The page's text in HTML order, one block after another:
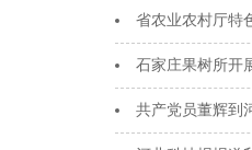
省农业农村厅特
石家庄果树所开
共产党员董辉到